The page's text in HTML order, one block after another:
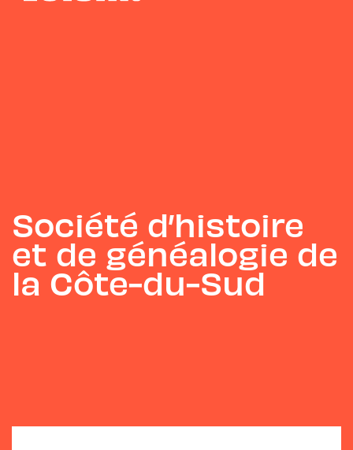
Société d’histoire
et de généalogie de
la Côte-du-Sud